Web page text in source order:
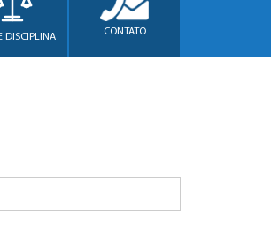
DISCIPLINA CONTATO